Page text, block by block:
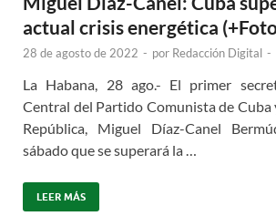
actual crisis energética
28 de agosto de 2022 - por Redacción Digital -
La Habana, 28 ago.- El primer
Central del Partido Comunista de Cuba
República, Miguel Díaz-Canel
sábado que se superará la …
LEER MÁS